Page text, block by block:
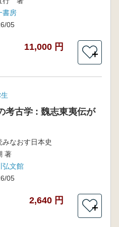
書房
05
11,000 円
＋
考古学 : 魏志東夷伝が
みなおす日本史
著
弘文館
05
2,640 円
＋